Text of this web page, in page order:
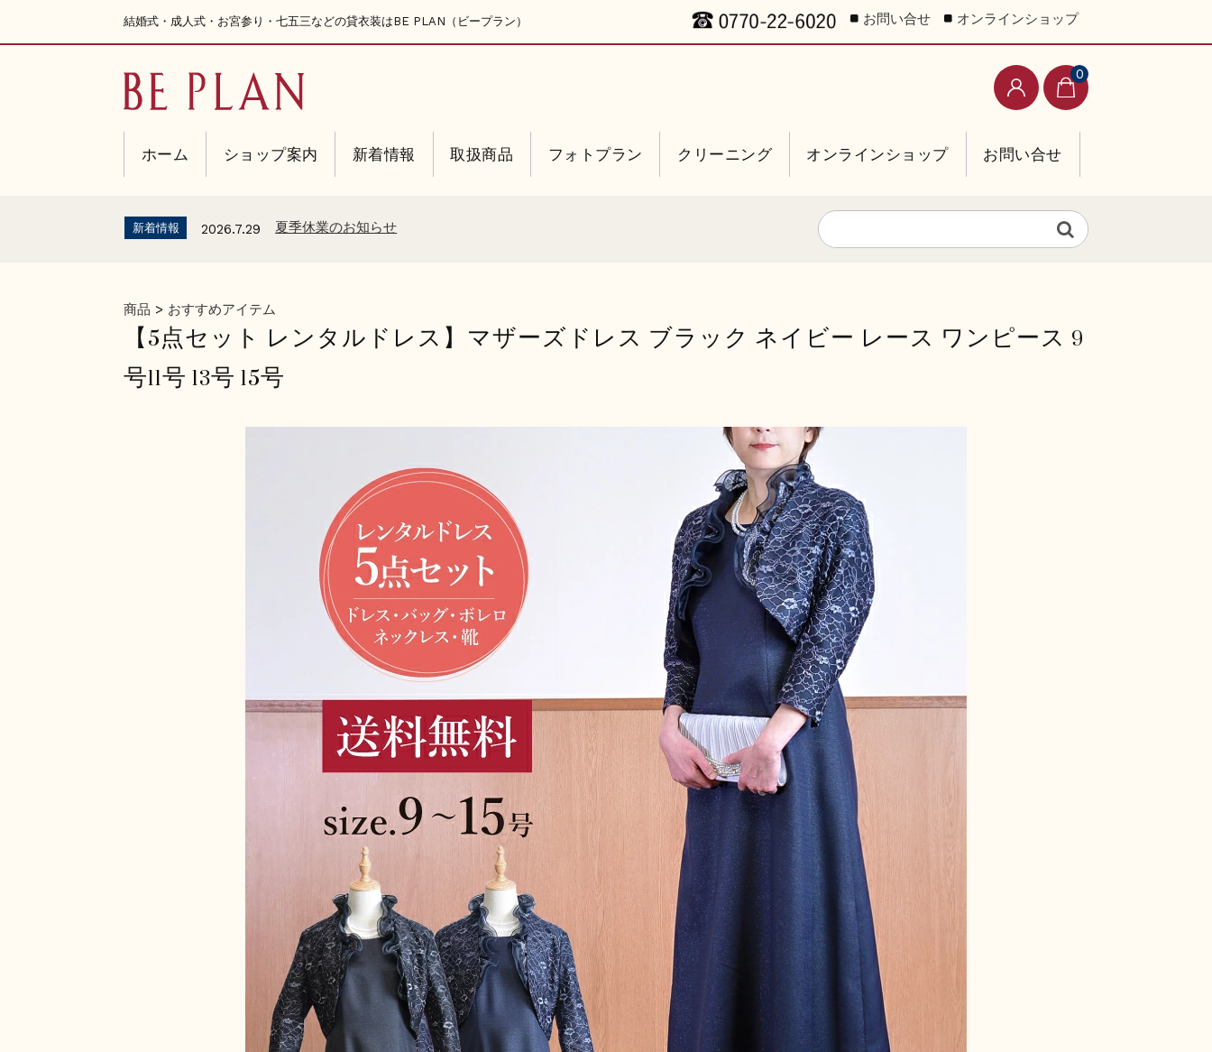
結婚式・成人式・お宮参り・七五三などの貸衣装はBE PLAN（ビープラン）
0
ホーム ショップ案内 新着情報 取扱商品 フォトプラン クリーニング オンラインショップ お問い合せ
お問い合せ オンラインショップ
新着情報 2026.7.29 夏季休業のお知らせ
商品 > おすすめアイテム
【5点セット レンタルドレス】マザーズドレス ブラック ネイビー レース ワンピース 9
号11号 13号 15号